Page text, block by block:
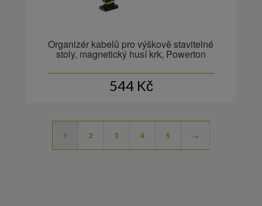
Organizér kabelů pro výškově stavitelné
stoly, magnetický husí krk, Powerton
544 Kč
1 2 3 4 5 →